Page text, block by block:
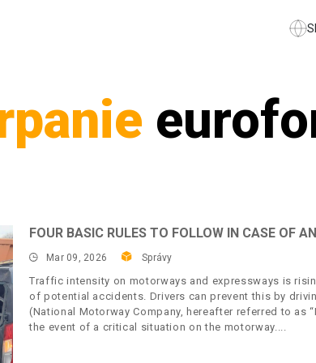
FOUR BASIC RULES TO FOLLOW IN CASE OF
Mar 09, 2026 Správy
Traffic intensity on motorways and expressways is
of potential accidents. Drivers can prevent this by
(National Motorway Company, hereafter referred to
the event of a critical situation on the motorway.